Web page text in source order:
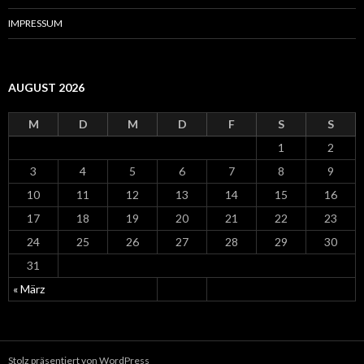
IMPRESSUM
AUGUST 2026
M D M D F S S
« März
1
2
3
4 5 6 7 8
9
10
11 12 13 14 15
16
17
18 19 20 21 22
23
24
25 26 27 28 29
30
31
Stolz präsentiert von WordPress